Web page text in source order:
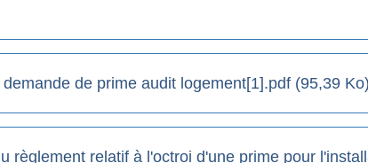
de prime audit logement[1].pdf (95,39 Ko)
règlement relatif à l'octroi d'une prime pour